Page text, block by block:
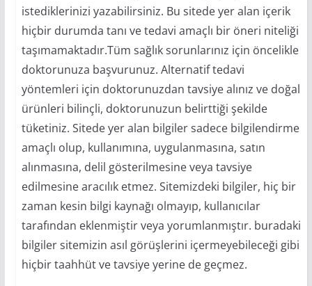
istediklerinizi yazabilirsiniz. Bu sitede yer alan içerik
hiçbir durumda tanı ve tedavi amaçlı bir öneri niteliği
taşımamaktadır.Tüm sağlık sorunlarınız için öncelikle
doktorunuza başvurunuz. Alternatif tedavi
yöntemleri için doktorunuzdan tavsiye alınız ve doğal
ürünleri bilinçli, doktorunuzun belirttiği şekilde
tüketiniz. Sitede yer alan bilgiler sadece bilgilendirme
amaçlı olup, kullanımına, uygulanmasına, satın
alınmasına, delil gösterilmesine veya tavsiye
edilmesine aracılık etmez. Sitemizdeki bilgiler, hiç bir
zaman kesin bilgi kaynağı olmayıp, kullanıcılar
tarafından eklenmiştir veya yorumlanmıştır. buradaki
bilgiler sitemizin asıl görüşlerini içermeyebileceği gibi
hiçbir taahhüt ve tavsiye yerine de geçmez.